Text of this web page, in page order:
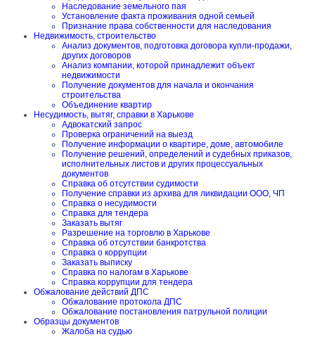
Наследование земельного пая
Установление факта проживания одной семьей
Признание права собственности для наследования
Недвижимость, строительство
Анализ документов, подготовка договора купли-продажи,
других договоров
Анализ компании, которой принадлежит объект
недвижимости
Получение документов для начала и окончания
строительства
Объединение квартир
Несудимость, вытяг, справки в Харькове
Адвокатский запрос
Проверка ограничений на выезд
Получение информации о квартире, доме, автомобиле
Получение решений, определений и судебных приказов,
исполнительных листов и других процессуальных
документов
Справка об отсутствии судимости
Получение справки из архива для ликвидации ООО, ЧП
Справка о несудимости
Справка для тендера
Заказать вытяг
Разрешение на торговлю в Харькове
Справка об отсутствии банкротства
Справка о коррупции
Заказать выписку
Справка по налогам в Харькове
Справка коррупции для тендера
Обжалование действий ДПС
Обжалование протокола ДПС
Обжалование постановления патрульной полиции
Образцы документов
Жалоба на судью